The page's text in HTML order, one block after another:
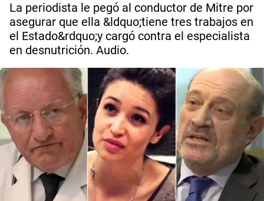
La periodista le pegó al conductor de Mitre por
asegurar que ella &ldquo;tiene tres trabajos en
el Estado&rdquo;y cargó contra el especialista
en desnutrición. Audio.